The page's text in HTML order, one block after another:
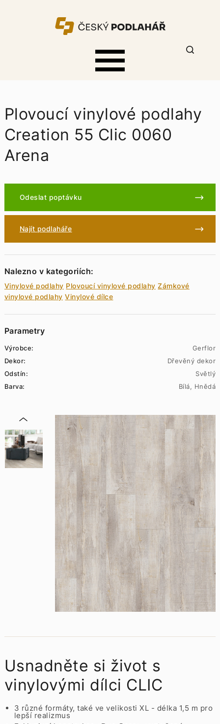
Plovoucí vinylové podlahy
Creation 55 Clic 0060
Arena
Odeslat poptávku
Najít podlaháře
Nalezno v kategoriích:
Vinylové podlahy Plovoucí vinylové podlahy Zámkové
vinylové podlahy Vinylové dílce
Parametry
Výrobce:
Gerflor
Dekor:
Dřevěný dekor
Odstín:
Světlý
Barva:
Bílá, Hnědá
Usnadněte si život s
vinylovými dílci CLIC
3 různé formáty, také ve velikosti XL - délka 1,5 m pro
lepší realizmus